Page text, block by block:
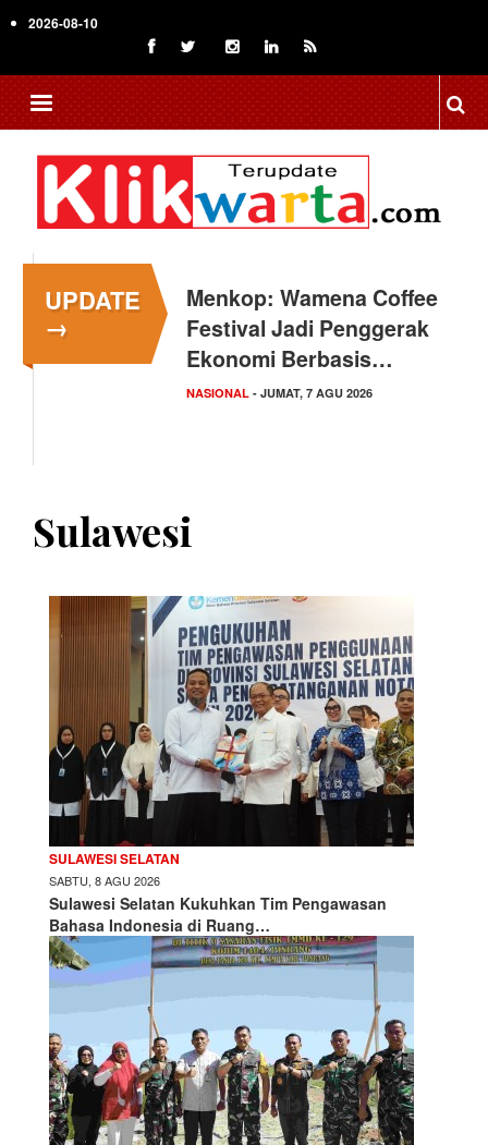
to
content
2026-08-10
UPDATE
→
Menkop: Wamena Coffee
Festival Jadi Penggerak
Ekonomi Berbasis…
NASIONAL - JUMAT, 7 AGU 2026
Sulawesi
SULAWESI SELATAN
SABTU, 8 AGU 2026
Sulawesi Selatan Kukuhkan Tim Pengawasan
Bahasa Indonesia di Ruang…